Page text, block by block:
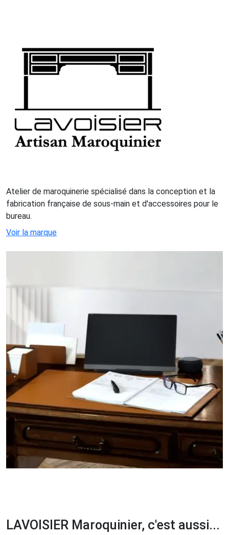
Atelier de maroquinerie spécialisé dans la conception et la
fabrication française de sous-main et d'accessoires pour le
bureau.
Voir la marque
LAVOISIER Maroquinier, c'est aussi...